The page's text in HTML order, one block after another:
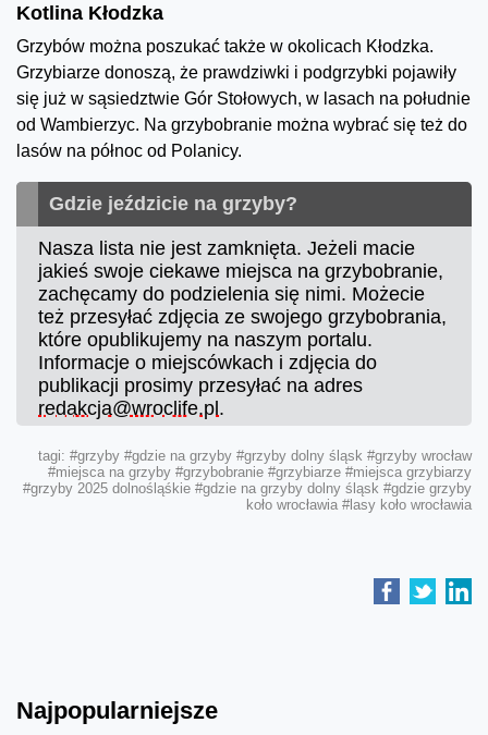
Kotlina Kłodzka
Grzybów można poszukać także w okolicach Kłodzka.
Grzybiarze donoszą, że prawdziwki i podgrzybki pojawiły
się już w sąsiedztwie Gór Stołowych, w lasach na południe
od Wambierzyc. Na grzybobranie można wybrać się też do
lasów na północ od Polanicy.
Gdzie jeździcie na grzyby?
Nasza lista nie jest zamknięta. Jeżeli macie
jakieś swoje ciekawe miejsca na grzybobranie,
zachęcamy do podzielenia się nimi. Możecie
też przesyłać zdjęcia ze swojego grzybobrania,
które opublikujemy na naszym portalu.
Informacje o miejscówkach i zdjęcia do
publikacji prosimy przesyłać na adres
redakcja@wroclife.pl.
tagi: #grzyby #gdzie na grzyby #grzyby dolny śląsk #grzyby wrocław
#miejsca na grzyby #grzybobranie #grzybiarze #miejsca grzybiarzy
#grzyby 2025 dolnośląśkie #gdzie na grzyby dolny śląsk #gdzie grzyby
koło wrocławia #lasy koło wrocławia
Najpopularniejsze